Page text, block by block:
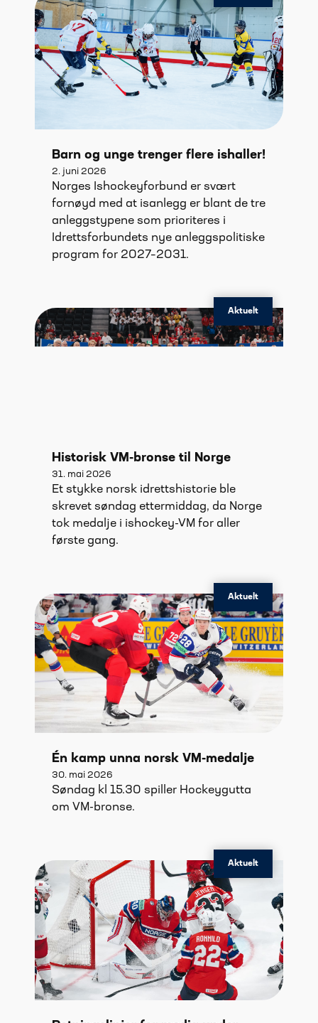
Barn og unge trenger flere ishaller!
2. juni 2026
Norges Ishockeyforbund er svært
fornøyd med at isanlegg er blant de tre
anleggstypene som prioriteres i
Idrettsforbundets nye anleggspolitiske
program for 2027–2031.
Aktuelt
Historisk VM-bronse til Norge
31. mai 2026
Et stykke norsk idrettshistorie ble
skrevet søndag ettermiddag, da Norge
tok medalje i ishockey-VM for aller
første gang.
Aktuelt
Én kamp unna norsk VM-medalje
30. mai 2026
Søndag kl 15.30 spiller Hockeygutta
om VM-bronse.
Aktuelt